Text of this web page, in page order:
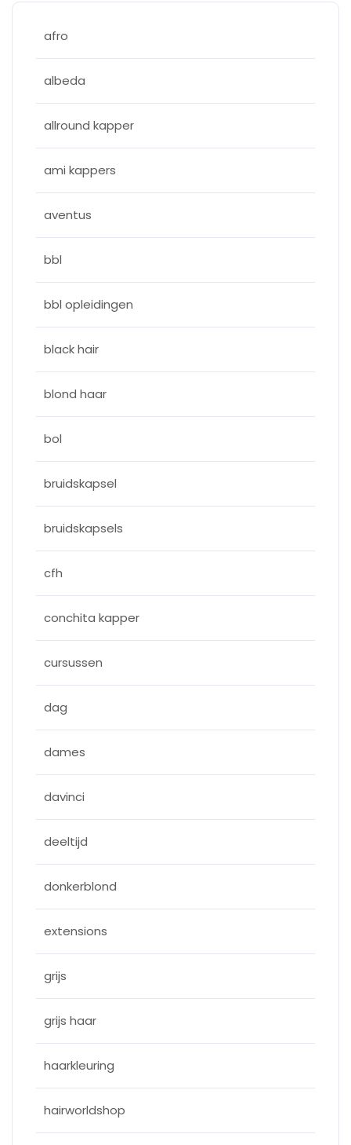
afro
albeda
allround kapper
ami kappers
aventus
bbl
bbl opleidingen
black hair
blond haar
bol
bruidskapsel
bruidskapsels
cfh
conchita kapper
cursussen
dag
dames
davinci
deeltijd
donkerblond
extensions
grijs
grijs haar
haarkleuring
hairworldshop